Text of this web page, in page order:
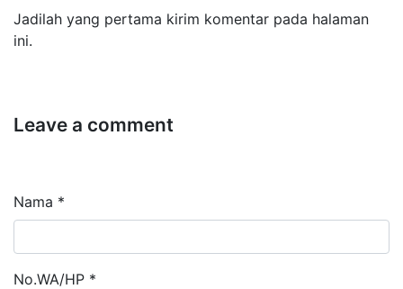
Jadilah yang pertama kirim komentar pada halaman
ini.
Leave a comment
Nama *
No.WA/HP *